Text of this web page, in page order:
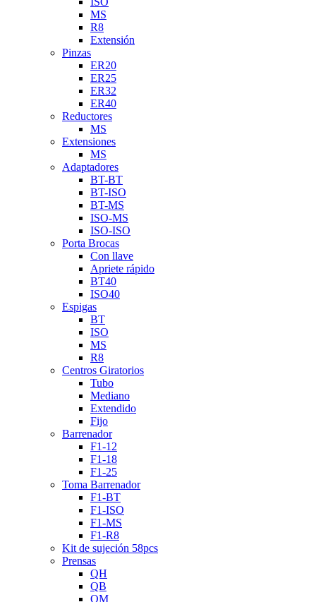
MS
R8
Extensión
Pinzas
ER20
ER25
ER32
ER40
Reductores
MS
Extensiones
MS
Adaptadores
BT-BT
BT-ISO
BT-MS
ISO-MS
ISO-ISO
Porta Brocas
Con llave
Apriete rápido
BT40
ISO40
Espigas
BT
ISO
MS
R8
Centros Giratorios
Tubo
Mediano
Extendido
Fijo
Barrenador
F1-12
F1-18
F1-25
Toma Barrenador
F1-BT
F1-ISO
F1-MS
F1-R8
Kit de sujeción 58pcs
Prensas
QH
QB
QM